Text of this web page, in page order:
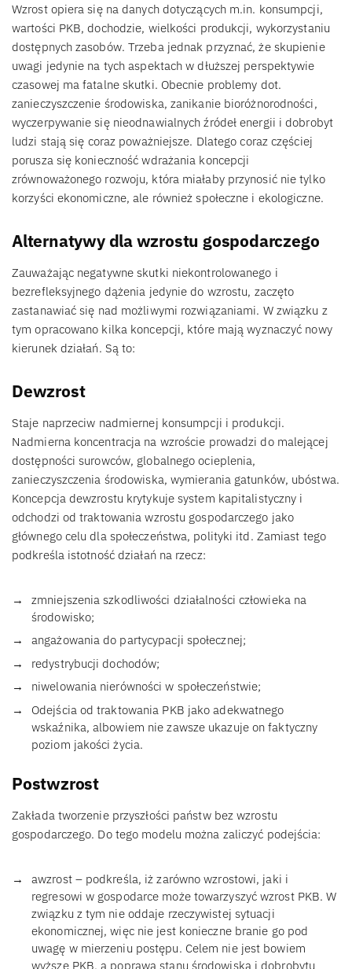
Wzrost opiera się na danych dotyczących m.in. konsumpcji,
wartości PKB, dochodzie, wielkości produkcji, wykorzystaniu
dostępnych zasobów. Trzeba jednak przyznać, że skupienie
uwagi jedynie na tych aspektach w dłuższej perspektywie
czasowej ma fatalne skutki. Obecnie problemy dot.
zanieczyszczenie środowiska, zanikanie bioróżnorodności,
wyczerpywanie się nieodnawialnych źródeł energii i dobrobyt
ludzi stają się coraz poważniejsze. Dlatego coraz częściej
porusza się konieczność wdrażania koncepcji
zrównoważonego rozwoju, która miałaby przynosić nie tylko
korzyści ekonomiczne, ale również społeczne i ekologiczne.
Alternatywy dla wzrostu gospodarczego
Zauważając negatywne skutki niekontrolowanego i
bezrefleksyjnego dążenia jedynie do wzrostu, zaczęto
zastanawiać się nad możliwymi rozwiązaniami. W związku z
tym opracowano kilka koncepcji, które mają wyznaczyć nowy
kierunek działań. Są to:
Dewzrost
Staje naprzeciw nadmiernej konsumpcji i produkcji.
Nadmierna koncentracja na wzroście prowadzi do malejącej
dostępności surowców, globalnego ocieplenia,
zanieczyszczenia środowiska, wymierania gatunków, ubóstwa.
Koncepcja dewzrostu krytykuje system kapitalistyczny i
odchodzi od traktowania wzrostu gospodarczego jako
głównego celu dla społeczeństwa, polityki itd. Zamiast tego
podkreśla istotność działań na rzecz:
zmniejszenia szkodliwości działalności człowieka na
środowisko;
angażowania do partycypacji społecznej;
redystrybucji dochodów;
niwelowania nierówności w społeczeństwie;
Odejścia od traktowania PKB jako adekwatnego
wskaźnika, albowiem nie zawsze ukazuje on faktyczny
poziom jakości życia.
Postwzrost
Zakłada tworzenie przyszłości państw bez wzrostu
gospodarczego. Do tego modelu można zaliczyć podejścia:
awzrost – podkreśla, iż zarówno wzrostowi, jaki i
regresowi w gospodarce może towarzyszyć wzrost PKB. W
związku z tym nie oddaje rzeczywistej sytuacji
ekonomicznej, więc nie jest konieczne branie go pod
uwagę w mierzeniu postępu. Celem nie jest bowiem
wyższe PKB, a poprawa stanu środowiska i dobrobytu